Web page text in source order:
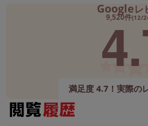
Googleレ
9,520件(12/
満足度 4.7！実際の